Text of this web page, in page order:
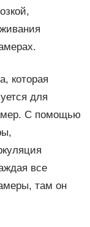
которая
для
С помощью
все
там он